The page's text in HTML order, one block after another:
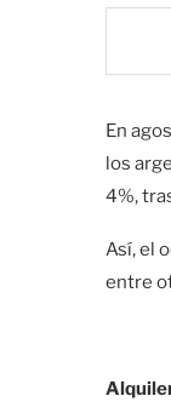
En
los
4%,
Así, el
entre